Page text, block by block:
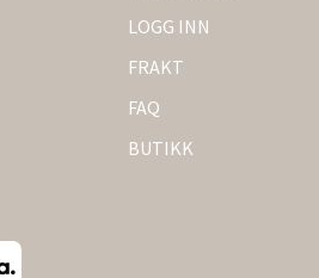
LOGG INN
FRAKT
FAQ
BUTIKK